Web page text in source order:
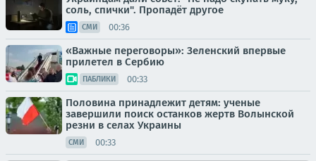
соль, спички". Пропадёт другое
СМИ 00:36
«Важные переговоры»: Зеленский впервые
прилетел в Сербию
ПАБЛИКИ 00:33
Половина принадлежит детям: ученые
завершили поиск останков жертв Волынской
резни в селах Украины
СМИ 00:33